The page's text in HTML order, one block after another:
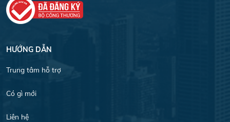
HƯỚNG DẪN
Trung tâm hỗ trợ
Có gì mới
Liên hệ